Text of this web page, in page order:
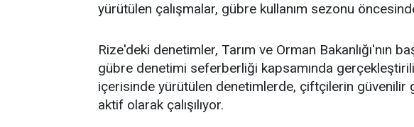
yürütülen çalışmalar, gübre kullanım sezonu
Rize'deki denetimler, Tarım ve Orman Bakanlığı'nın
gübre denetimi seferberliği kapsamında
içerisinde yürütülen denetimlerde, çiftçilerin güvenilir
aktif olarak çalışılıyor.